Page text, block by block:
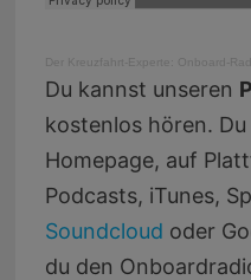
Der Kreuzfahrt-Experte: Onboard-
Du kannst unseren
kostenlos hören.
Homepage, auf
Podcasts, iTunes,
Soundcloud oder
du den